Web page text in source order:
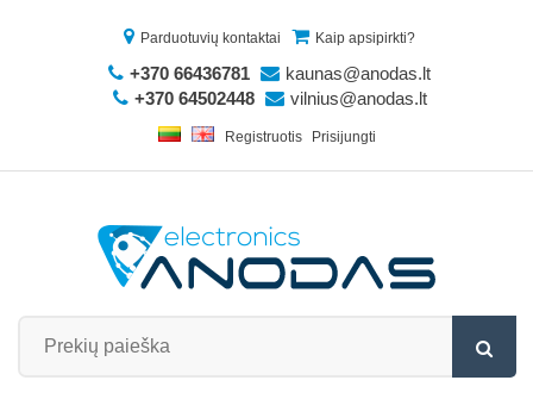
Parduotuvių kontaktai Kaip apsipirkti?
+370 66436781
kaunas@anodas.lt
+370 64502448
vilnius@anodas.lt
Registruotis Prisijungti